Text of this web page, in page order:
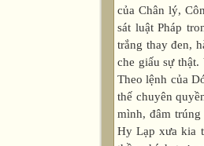
của Chân lý,
sát luật Pháp
trắng thay đen,
che giấu sự
Theo lệnh của
thế chuyên
mình, đâm
Hy Lạp xưa kia